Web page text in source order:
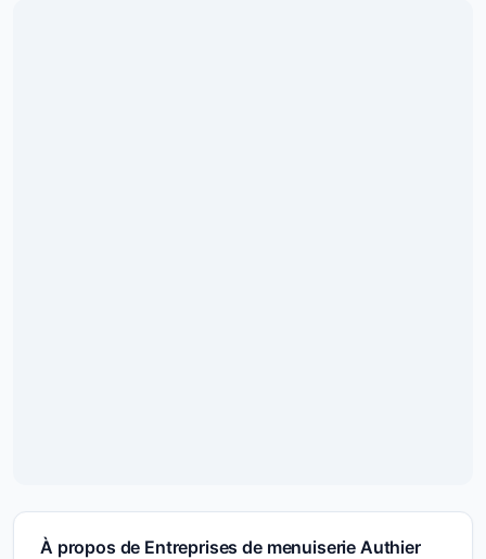
À propos de Entreprises de menuiserie Authier